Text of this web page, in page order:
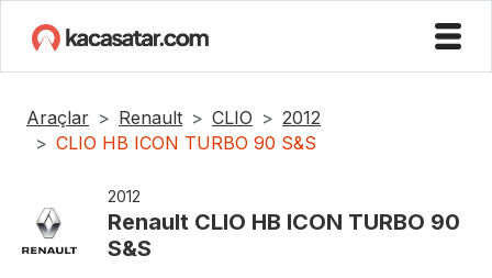
Araçlar Renault CLIO
2012
CLIO HB ICON TURBO 90 S&S
2012
Renault CLIO HB ICON TURBO 90
S&S